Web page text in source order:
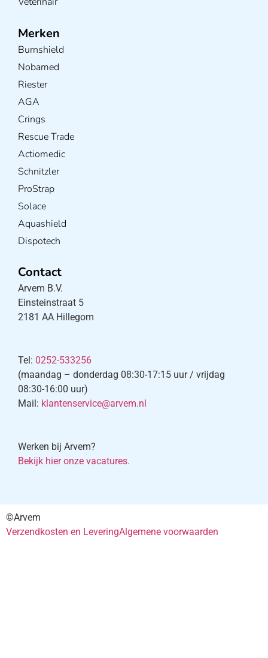
Merken
Burnshield
Nobamed
Riester
AGA
Crings
Rescue Trade
Actiomedic
Schnitzler
ProStrap
Solace
Aquashield
Dispotech
Contact
Arvem B.V.
Einsteinstraat 5
2181 AA Hillegom
Tel: 0252-533256
(maandag – donderdag 08:30-17:15 uur / vrijdag
08:30-16:00 uur)
Mail: klantenservice@arvem.nl
Werken bij Arvem?
Bekijk hier onze vacatures.
©Arvem
Verzendkosten en LeveringAlgemene voorwaarden